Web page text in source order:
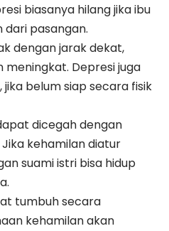
biasanya hilang jika ibu
pasangan.
dengan jarak dekat,
meningkat. Depresi juga
belum siap secara fisik
dicegah dengan
kehamilan diatur
suami istri bisa hidup
tumbuh secara
kehamilan akan